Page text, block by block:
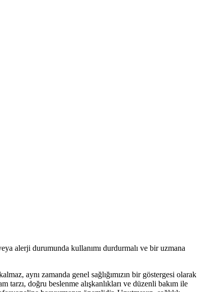
alerji durumunda kullanımı durdurmalı ve bir uzmana
aynı zamanda genel sağlığımızın bir göstergesi olarak
tarzı, doğru beslenme alışkanlıkları ve düzenli bakım ile